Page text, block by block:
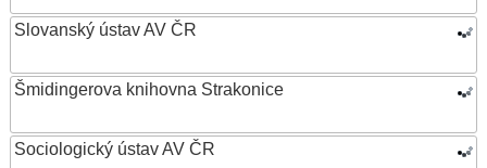
Slovanský ústav AV ČR
Šmidingerova knihovna Strakonice
Sociologický ústav AV ČR